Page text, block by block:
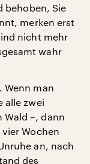
behoben, Sie
merken erst
nicht mehr
wahr
Wenn man
alle zwei
Wald –, dann
Wochen
an, nach
des